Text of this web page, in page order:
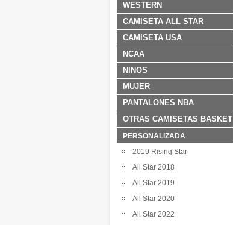
WESTERN
CAMISETA ALL STAR
CAMISETA USA
NCAA
NINOS
MUJER
PANTALONES NBA
OTRAS CAMISETAS BASKET
PERSONALIZADA
2019 Rising Star
All Star 2018
All Star 2019
All Star 2020
All Star 2022